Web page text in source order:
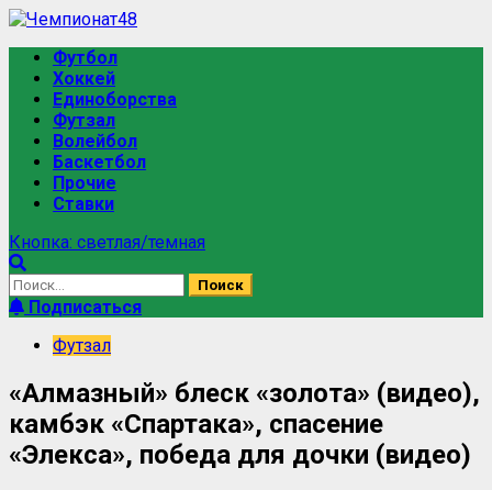
Перейти
содержимому
Основное
меню
Футбол
Хоккей
Единоборства
Футзал
Волейбол
Баскетбол
Прочие
Ставки
Кнопка: светлая/темная
Найти:
Подписаться
Футзал
«Алмазный» блеск «золота» (видео),
камбэк «Спартака», спасение
«Элекса», победа для дочки (видео)